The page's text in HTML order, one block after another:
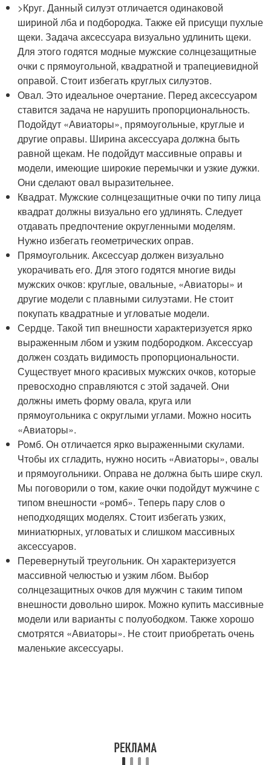
>Круг. Данный силуэт отличается одинаковой
шириной лба и подбородка. Также ей присущи пухлые
щеки. Задача аксессуара визуально удлинить щеки.
Для этого годятся модные мужские солнцезащитные
очки с прямоугольной, квадратной и трапециевидной
оправой. Стоит избегать круглых силуэтов.
Овал. Это идеальное очертание. Перед аксессуаром
ставится задача не нарушить пропорциональность.
Подойдут «Авиаторы», прямоугольные, круглые и
другие оправы. Ширина аксессуара должна быть
равной щекам. Не подойдут массивные оправы и
модели, имеющие широкие перемычки и узкие дужки.
Они сделают овал выразительнее.
Квадрат. Мужские солнцезащитные очки по типу лица
квадрат должны визуально его удлинять. Следует
отдавать предпочтение округленными моделям.
Нужно избегать геометрических оправ.
Прямоугольник. Аксессуар должен визуально
укорачивать его. Для этого годятся многие виды
мужских очков: круглые, овальные, «Авиаторы» и
другие модели с плавными силуэтами. Не стоит
покупать квадратные и угловатые модели.
Сердце. Такой тип внешности характеризуется ярко
выраженным лбом и узким подбородком. Аксессуар
должен создать видимость пропорциональности.
Существует много красивых мужских очков, которые
превосходно справляются с этой задачей. Они
должны иметь форму овала, круга или
прямоугольника с округлыми углами. Можно носить
«Авиаторы».
Ромб. Он отличается ярко выраженными скулами.
Чтобы их сгладить, нужно носить «Авиаторы», овалы
и прямоугольники. Оправа не должна быть шире скул.
Мы поговорили о том, какие очки подойдут мужчине с
типом внешности «ромб». Теперь пару слов о
неподходящих моделях. Стоит избегать узких,
миниатюрных, угловатых и слишком массивных
аксессуаров.
Перевернутый треугольник. Он характеризуется
массивной челюстью и узким лбом. Выбор
солнцезащитных очков для мужчин с таким типом
внешности довольно широк. Можно купить массивные
модели или варианты с полуободком. Также хорошо
смотрятся «Авиаторы». Не стоит приобретать очень
маленькие аксессуары.